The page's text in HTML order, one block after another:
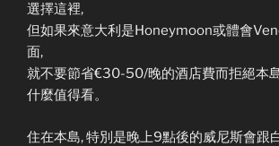
選擇這裡,
但如果來意大利是Honeymoon或體會
面,
就不要節省€30-50/晚的酒店費而拒絕本
什麼值得看。
住在本島, 特別是晚上9點後的威尼斯會跟